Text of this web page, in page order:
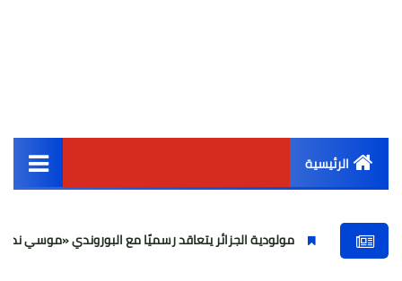
الرئيسية
أخبار مصر
مولودية الجزائر يتعاقد رسميًا مع البوروندي «موسي ندووموي»